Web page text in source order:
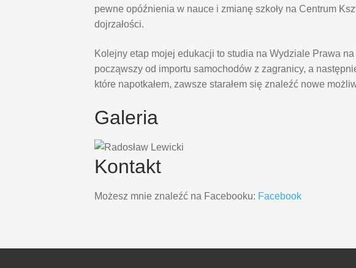
pewne opóźnienia w nauce i zmianę szkoły na Centrum
dojrzałości.
Kolejny etap mojej edukacji to studia na Wydziale Prawa
począwszy od importu samochodów z zagranicy, a
które napotkałem, zawsze starałem się znaleźć nowe
Galeria
Kontakt
Możesz mnie znaleźć na Facebooku: Facebook